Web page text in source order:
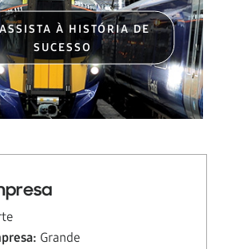
ASSISTA À HISTÓRIA DE
SUCESSO
Grande